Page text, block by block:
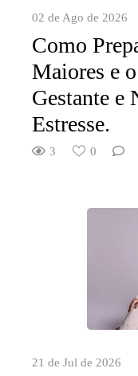
02 de Ago de 2026
Como
Maiores e
Gestante e
Estresse.
3 0
21 de Jul de 2026